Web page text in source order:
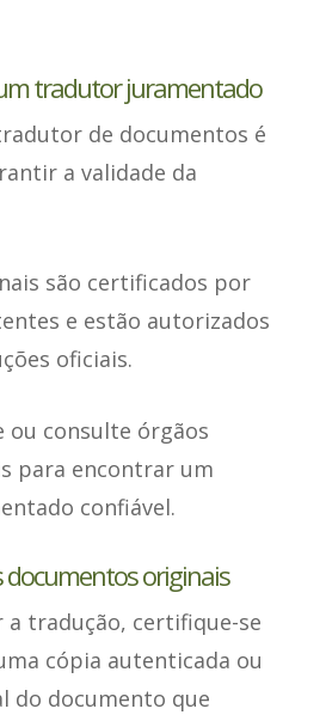
tradutor juramentado
de documentos é
a validade da
são certificados por
e estão autorizados
oficiais.
ou consulte órgãos
para encontrar um
confiável.
documentos originais
a tradução, certifique-se
cópia autenticada ou
do documento que